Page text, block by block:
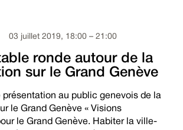
ronde autour de la
sur le Grand Genève
03 juillet 2019, 18:00 – 21:00
présentation au public genevois de la
le Grand Genève « Visions
le Grand Genève. Habiter la ville-